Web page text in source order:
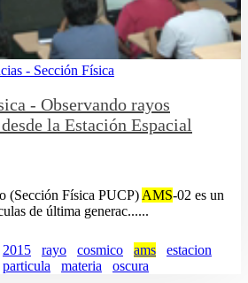
- Sección Física
- Observando rayos
desde la Estación Espacial
(Sección Física PUCP) AMS-02 es un
de última generac......
2015 rayo cosmico ams
estacion
particula materia oscura